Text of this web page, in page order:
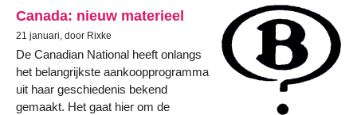
Canada: nieuw materieel
21 januari, door Rixke
De Canadian National heeft onlangs
het belangrijkste aankoopprogramma
uit haar geschiedenis bekend
gemaakt. Het gaat hier om de